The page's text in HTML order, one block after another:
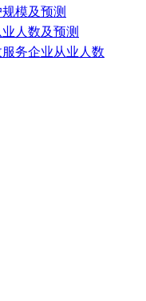
模及预测
人数及预测
务企业从业人数